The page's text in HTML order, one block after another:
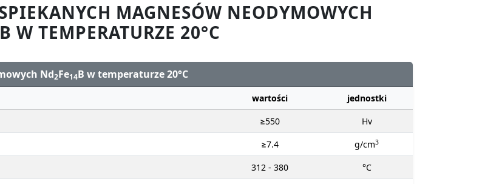
MAGNESÓW NEODYMOWYCH
B W TEMPERATURZE 20°C
Nd2Fe14B w temperaturze 20°C
wartości
jednostki
≥550
Hv
≥7.4 g/cm3
312 - 380
°C